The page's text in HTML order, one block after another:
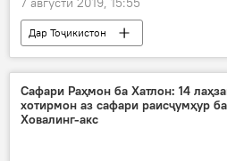
Дар Тоҷикистон
Сафари Раҳмон ба Хатлон: 14
хотирмон аз сафари раисҷумҳур ба
Ховалинг-акс